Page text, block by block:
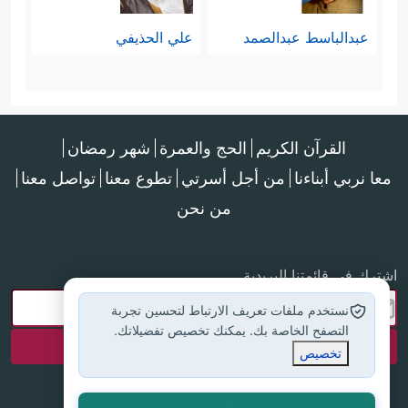
ولا شكَّ أنّ المقصود بهذا الخطاب
الصريحُ لهنَّ
﴿یَـٰنِسَاۤءَ ٱلنَّبِیِّ﴾ ، وتكرَّر الأمر
والنهي لهنَّ:﴿فَلَا تَخۡضَعۡنَ بِٱلۡقَوۡلِ﴾،﴿وَقُلۡنَ
﴿وَقَرۡنَ فِی بُیُوتِكُنَّ﴾
ثُمّ إنّ لفظة: ﴿أَهۡلَ﴾
الزوجة، فقد مرَّ معنا قولُ موسى
السلام:
تكن معه إلَّا زوجته، وأطلَقَ:﴿أَهۡلَ ٱلۡبَیۡتِ﴾
عبدالباسط عبدالصمد علي الحذيفي
القرآن الكريم الحج والعمرة شهر رمضان
معا نربي أبناءنا من أجل أسرتي تطوع معنا تواصل معنا
من نحن
اشترك في قائمتنا البريدية
نستخدم ملفات تعريف الارتباط لتحسين تجربة
التصفح الخاصة بك. يمكنك تخصيص تفضيلاتك.
تخصيص